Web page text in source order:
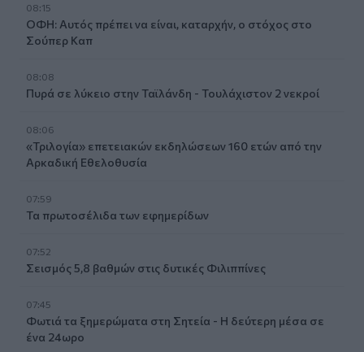
08:15
ΟΦΗ: Αυτός πρέπει να είναι, καταρχήν, ο στόχος στο
Σούπερ Καπ
08:08
Πυρά σε λύκειο στην Ταϊλάνδη - Τουλάχιστον 2 νεκροί
08:06
«Τριλογία» επετειακών εκδηλώσεων 160 ετών από την
Αρκαδική Εθελοθυσία
07:59
Τα πρωτοσέλιδα των εφημερίδων
07:52
Σεισμός 5,8 βαθμών στις δυτικές Φιλιππίνες
07:45
Φωτιά τα ξημερώματα στη Σητεία - Η δεύτερη μέσα σε
ένα 24ωρο